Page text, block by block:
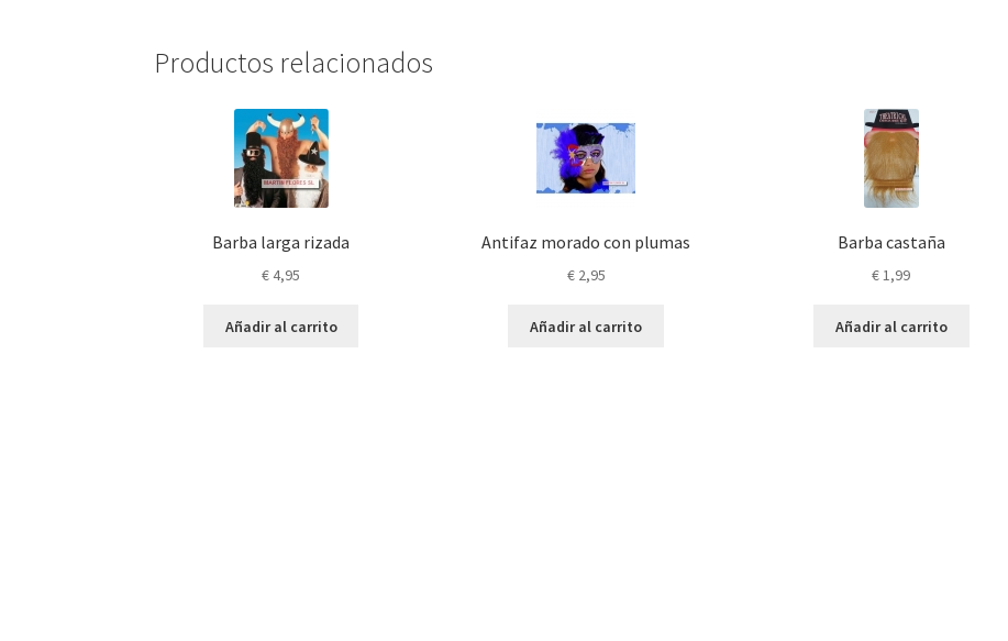
Productos relacionados
Barba larga rizada
€4,95
Añadir al carrito
Antifaz morado con plumas
€2,95
Añadir al carrito
Barba castaña
€1,99
Añadir al carrito